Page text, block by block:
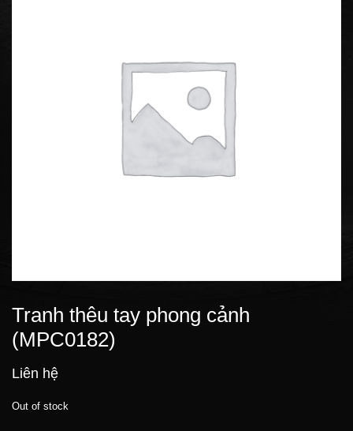
Tranh thêu tay phong cảnh
(MPC0182)
Liên hệ
Out of stock